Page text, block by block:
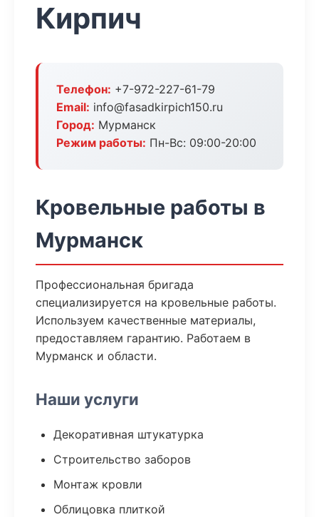
Кирпич
Телефон: +7-972-227-61-79
Email: info@fasadkirpich150.ru
Город: Мурманск
Режим работы: Пн-Вс: 09:00-20:00
Кровельные работы в
Мурманск
Профессиональная бригада
специализируется на кровельные работы.
Используем качественные материалы,
предоставляем гарантию. Работаем в
Мурманск и области.
Наши услуги
Декоративная штукатурка
Строительство заборов
Монтаж кровли
Облицовка плиткой